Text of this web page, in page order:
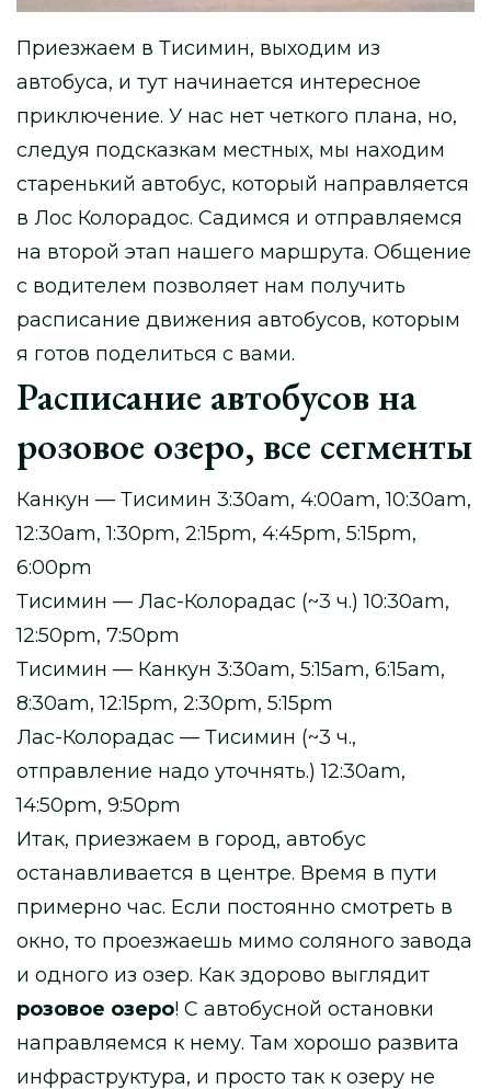
Приезжаем в Тисимин, выходим из
автобуса, и тут начинается интересное
приключение. У нас нет четкого плана, но,
следуя подсказкам местных, мы находим
старенький автобус, который направляется
в Лос Колорадос. Садимся и отправляемся
на второй этап нашего маршрута. Общение
с водителем позволяет нам получить
расписание движения автобусов, которым
я готов поделиться с вами.
Расписание автобусов на
розовое озеро, все сегменты
Канкун — Тисимин 3:30am, 4:00am, 10:30am,
12:30am, 1:30pm, 2:15pm, 4:45pm, 5:15pm,
6:00pm
Тисимин — Лас-Колорадас (~3 ч.) 10:30am,
12:50pm, 7:50pm
Тисимин — Канкун 3:30am, 5:15am, 6:15am,
8:30am, 12:15pm, 2:30pm, 5:15pm
Лас-Колорадас — Тисимин (~3 ч.,
отправление надо уточнять.) 12:30am,
14:50pm, 9:50pm
Итак, приезжаем в город, автобус
останавливается в центре. Время в пути
примерно час. Если постоянно смотреть в
окно, то проезжаешь мимо соляного завода
и одного из озер. Как здорово выглядит
розовое озеро! С автобусной остановки
направляемся к нему. Там хорошо развита
инфраструктура, и просто так к озеру не